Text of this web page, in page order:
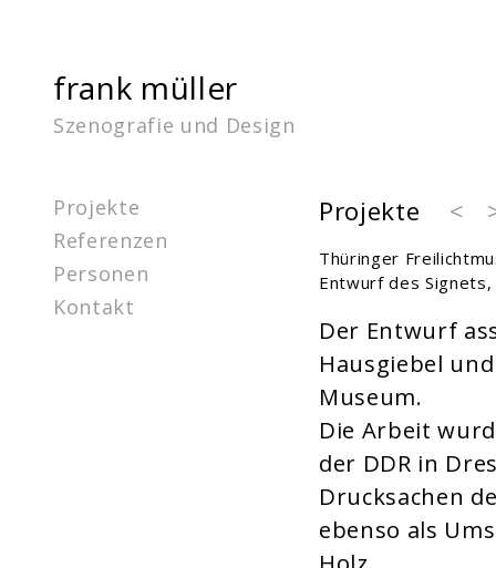
frank müller
Szenografie und Design
Projekte
Referenzen
Personen
Kontakt
Projekte <
Thüringer
Entwurf des
Der Entwurf
Hausgiebel
Museum.
Die Arbeit
der DDR in
Drucksachen
ebenso als